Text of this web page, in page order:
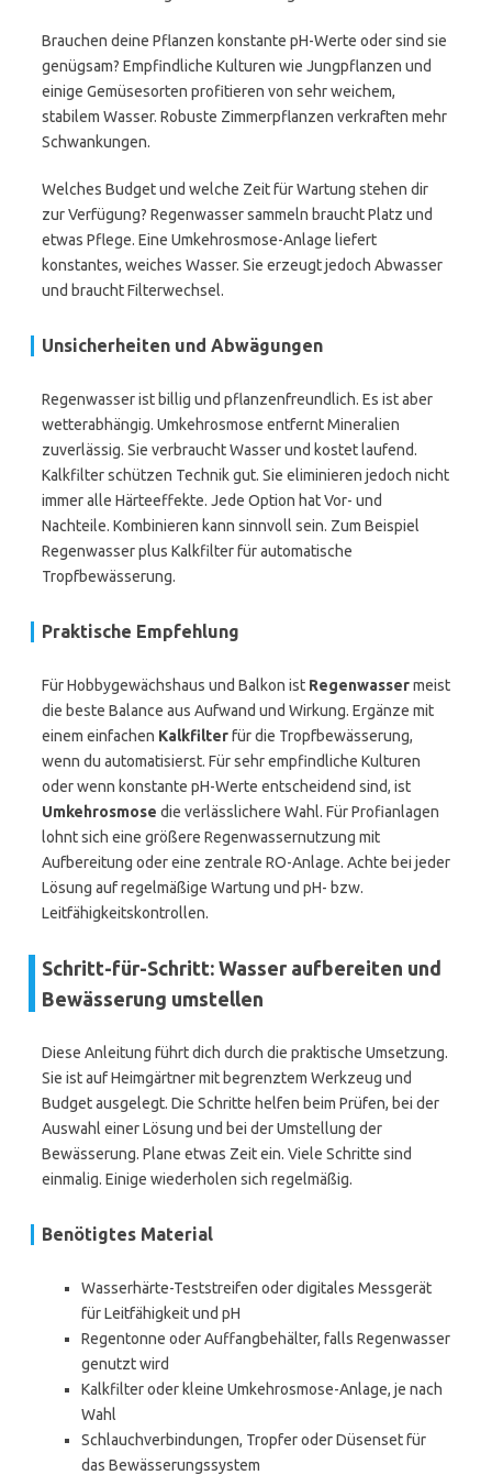
Brauchen deine Pflanzen konstante pH-Werte oder sind sie
genügsam? Empfindliche Kulturen wie Jungpflanzen und
einige Gemüsesorten profitieren von sehr weichem,
stabilem Wasser. Robuste Zimmerpflanzen verkraften mehr
Schwankungen.
Welches Budget und welche Zeit für Wartung stehen dir
zur Verfügung? Regenwasser sammeln braucht Platz und
etwas Pflege. Eine Umkehrosmose-Anlage liefert
konstantes, weiches Wasser. Sie erzeugt jedoch Abwasser
und braucht Filterwechsel.
Unsicherheiten und Abwägungen
Regenwasser ist billig und pflanzenfreundlich. Es ist aber
wetterabhängig. Umkehrosmose entfernt Mineralien
zuverlässig. Sie verbraucht Wasser und kostet laufend.
Kalkfilter schützen Technik gut. Sie eliminieren jedoch nicht
immer alle Härteeffekte. Jede Option hat Vor- und
Nachteile. Kombinieren kann sinnvoll sein. Zum Beispiel
Regenwasser plus Kalkfilter für automatische
Tropfbewässerung.
Praktische Empfehlung
Für Hobbygewächshaus und Balkon ist Regenwassermeist
die beste Balance aus Aufwand und Wirkung. Ergänze mit
einem einfachen Kalkfilterfür die Tropfbewässerung,
wenn du automatisierst. Für sehr empfindliche Kulturen
oder wenn konstante pH-Werte entscheidend sind, ist
Umkehrosmose die verlässlichere Wahl. Für Profianlagen
lohnt sich eine größere Regenwassernutzung mit
Aufbereitung oder eine zentrale RO-Anlage. Achte bei jeder
Lösung auf regelmäßige Wartung und pH- bzw.
Leitfähigkeitskontrollen.
Schritt-für-Schritt: Wasser aufbereiten und
Bewässerung umstellen
Diese Anleitung führt dich durch die praktische Umsetzung.
Sie ist auf Heimgärtner mit begrenztem Werkzeug und
Budget ausgelegt. Die Schritte helfen beim Prüfen, bei der
Auswahl einer Lösung und bei der Umstellung der
Bewässerung. Plane etwas Zeit ein. Viele Schritte sind
einmalig. Einige wiederholen sich regelmäßig.
Benötigtes Material
Wasserhärte-Teststreifen oder digitales Messgerät
für Leitfähigkeit und pH
Regentonne oder Auffangbehälter, falls Regenwasser
genutzt wird
Kalkfilter oder kleine Umkehrosmose-Anlage, je nach
Wahl
Schlauchverbindungen, Tropfer oder Düsenset für
das Bewässerungssystem